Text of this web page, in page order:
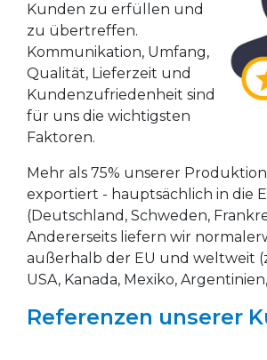
Kunden zu erfüllen und
zu übertreffen.
Kommunikation, Umfang,
Qualität, Lieferzeit und
Kundenzufriedenheit sind
für uns die wichtigsten
Faktoren.
Mehr als 75% unserer
exportiert - hauptsächlich in die
(Deutschland, Schweden,
Andererseits liefern wir
außerhalb der EU und weltweit
USA, Kanada, Mexiko,
Referenzen unserer